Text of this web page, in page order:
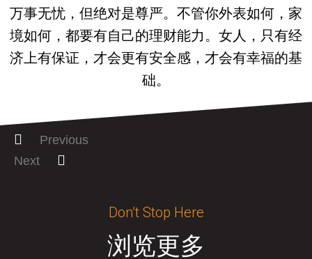
万事无忧，但绝对是尊严。不管你外表如何，家
境如何，都要有自己的理财能力。女人，只有经
济上有保证，才会更有安全感，才会有幸福的基
础。
Previous
Next
Don’t Stop Here
浏览更多